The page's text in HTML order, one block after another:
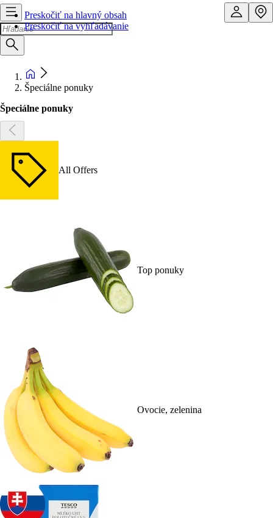
Preskočiť na hlavný obsah
Preskočiť na vyhľadávanie
Špeciálne ponuky
Špeciálne ponuky
All Offers
Top ponuky
Ovocie, zelenina